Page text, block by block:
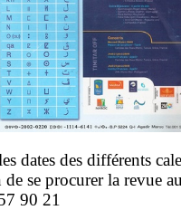
des différents
se procurer la revue
90 21